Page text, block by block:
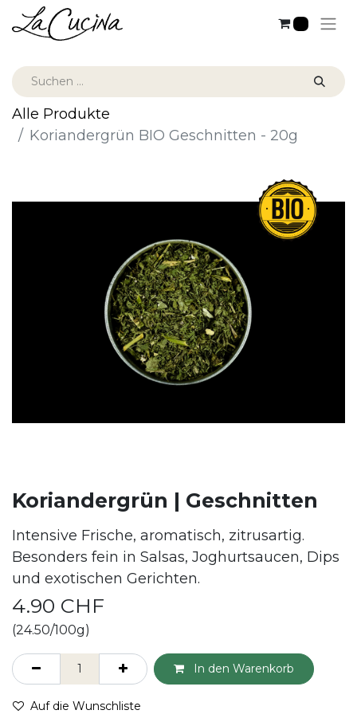
Alle Produkte
Koriandergrün BIO Geschnitten - 20g
Koriandergrün | Geschnitten
Intensive Frische, aromatisch, zitrusartig.
Besonders fein in Salsas, Joghurtsaucen, Dips
und exotischen Gerichten.
4.90 CHF
(24.50/100g)
In den Warenkorb
Auf die Wunschliste